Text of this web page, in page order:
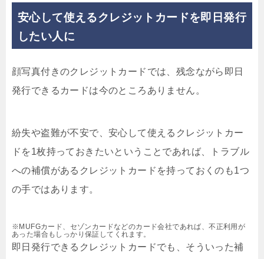
安心して使えるクレジットカードを即日発行
したい人に
顔写真付きのクレジットカードでは、残念ながら即日
発行できるカードは今のところありません。
紛失や盗難が不安で、安心して使えるクレジットカー
ドを1枚持っておきたいということであれば、トラブル
への補償があるクレジットカードを持っておくのも1つ
の手ではあります。
※MUFGカード、セゾンカードなどのカード会社であれば、不正利用が
あった場合もしっかり保証してくれます。
即日発行できるクレジットカードでも、そういった補